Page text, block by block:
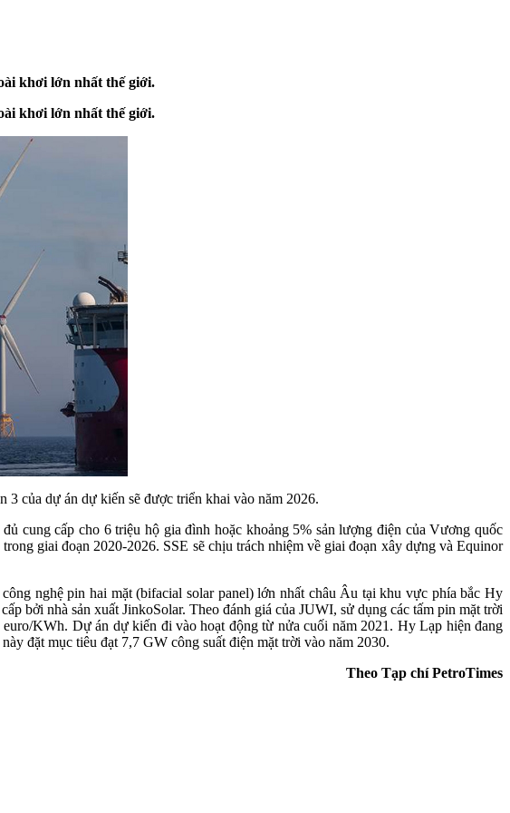
khơi lớn nhất thế giới.
khơi lớn nhất thế giới.
3 của dự án dự kiến sẽ được triển khai vào năm 2026.
cung cấp cho 6 triệu hộ gia đình hoặc khoảng 5% sản lượng điện của Vương quốc
giai đoạn 2020-2026. SSE sẽ chịu trách nhiệm về giai đoạn xây dựng và Equinor
nghệ pin hai mặt (bifacial solar panel) lớn nhất châu Âu tại khu vực phía bắc Hy
bởi nhà sản xuất JinkoSolar. Theo đánh giá của JUWI, sử dụng các tấm pin mặt trời
KWh. Dự án dự kiến đi vào hoạt động từ nửa cuối năm 2021. Hy Lạp hiện đang
đặt mục tiêu đạt 7,7 GW công suất điện mặt trời vào năm 2030.
Theo Tạp chí PetroTimes